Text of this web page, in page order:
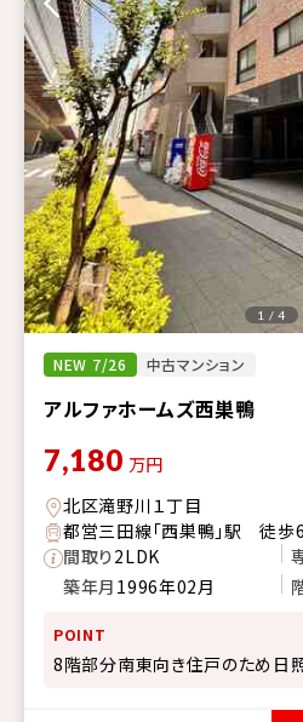
NEW 7/26 中古マンション
アルファホームズ西巣鴨
1 / 4
7,180 万円
北区滝野川１丁目
都営三田線「西巣鴨」駅 徒歩
間取り2LDK
築年月 1996年02月
POINT
8階部分南東向き住戸のため日